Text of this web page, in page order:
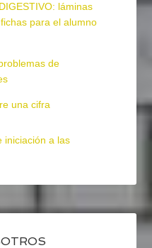
láminas
para el alumno
de
una cifra
iniciación a las